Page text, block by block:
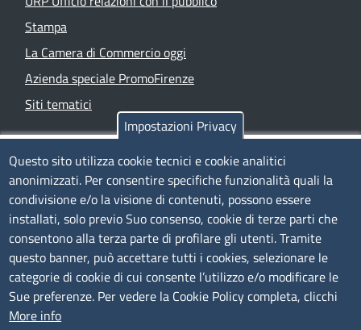
Stampa
La Camera di Commercio oggi
Azienda speciale PromoFirenze
Siti tematici
TRASPARENZA
Albo Online
Amministrazione trasparente
Bandi e concorsi
Segnalazioni Whistleblowing
Accessibilità
IBAN e pagamenti informatici
Impostazioni Privacy
Questo sito utilizza cookie tecnici e cookie analitici
anonimizzati. Per consentire specifiche funzionalità quali la
condivisione e/o la visione di contenuti, possono essere
installati, solo previo Suo consenso, cookie di terze parti che
consentono alla terza parte di profilare gli utenti. Tramite
questo banner, può accettare tutti i cookies, selezionare le
categorie di cookie di cui consente l’utilizzo e/o modificare le
Sue preferenze. Per vedere la Cookie Policy completa, clicchi
More info